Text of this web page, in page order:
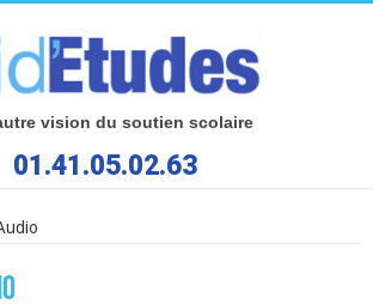
vision du soutien scolaire
01.41.05.02.63